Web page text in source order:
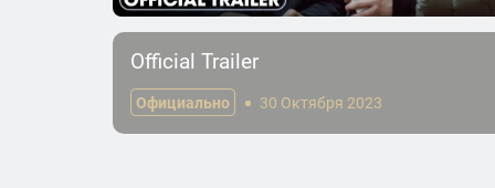
Official Trailer
Официально 30 Октября 2023